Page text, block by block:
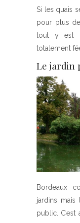
Si les quais
pour plus
tout y est
totalement
Le jardin
Bordeaux
jardins
public.